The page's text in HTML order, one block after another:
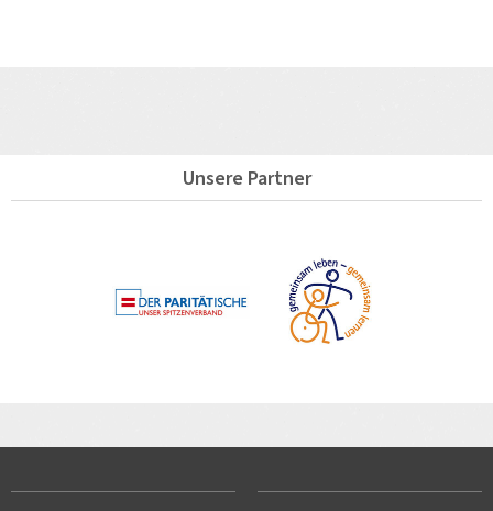
Unsere Partner